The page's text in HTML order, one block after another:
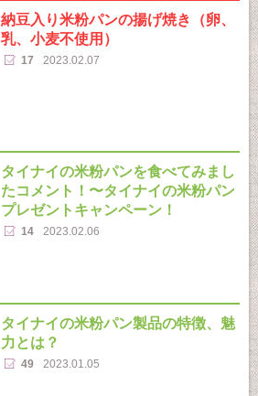
納豆入り米粉パンの揚げ焼き（卵、
乳、小麦不使用）
17 2023.02.07
タイナイの米粉パンを食べてみまし
たコメント！〜タイナイの米粉パン
プレゼントキャンペーン！
14 2023.02.06
タイナイの米粉パン製品の特徴、魅
力とは？
49 2023.01.05